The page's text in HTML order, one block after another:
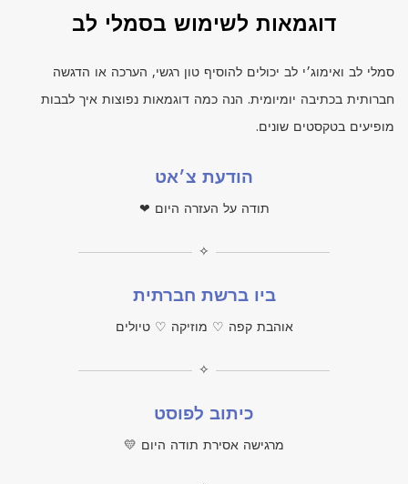
דוגמאות לשימוש בסמלי לב
סמלי לב ואימוג׳י לב יכולים להוסיף טון רגשי, הערכה או הדגשה
חברותית בכתיבה יומיומית. הנה כמה דוגמאות נפוצות איך לבבות
מופיעים בטקסטים שונים.
הודעת צ׳אט
תודה על העזרה היום ❤
✧
ביו ברשת חברתית
אוהבת קפה ♡ מוזיקה ♡ טיולים
✧
כיתוב לפוסט
מרגישה אסירת תודה היום 💛